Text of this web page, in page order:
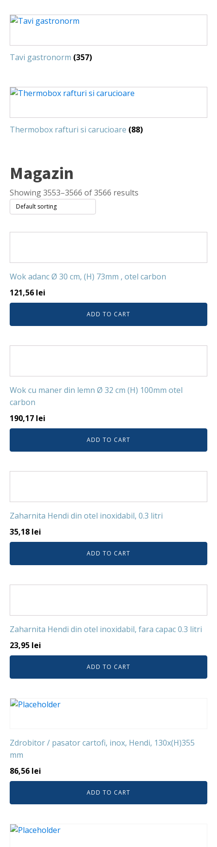
Tavi gastronorm (357)
Thermobox rafturi si carucioare (88)
Magazin
Showing 3553–3566 of 3566 results
Wok adanc Ø 30 cm, (H) 73mm , otel carbon
121,56 lei
ADD TO CART
Wok cu maner din lemn Ø 32 cm (H) 100mm otel
carbon
190,17 lei
ADD TO CART
Zaharnita Hendi din otel inoxidabil, 0.3 litri
35,18 lei
ADD TO CART
Zaharnita Hendi din otel inoxidabil, fara capac 0.3 litri
23,95 lei
ADD TO CART
Zdrobitor / pasator cartofi, inox, Hendi, 130x(H)355
mm
86,56 lei
ADD TO CART